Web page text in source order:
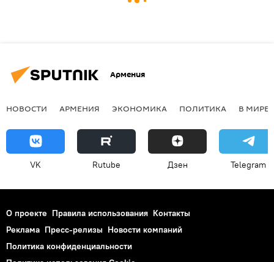
Армения
НОВОСТИ АРМЕНИЯ ЭКОНОМИКА ПОЛИТИКА В МИРЕ
VK Rutube Дзен Telegram
О проекте Правила использования Контакты
Реклама Пресс-релизы Новости компаний
Политика конфиденциальности